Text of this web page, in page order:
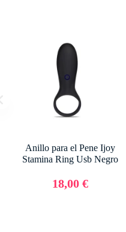
Anillo para el Pene Ijoy
Stamina Ring Usb Negro
18,00 €